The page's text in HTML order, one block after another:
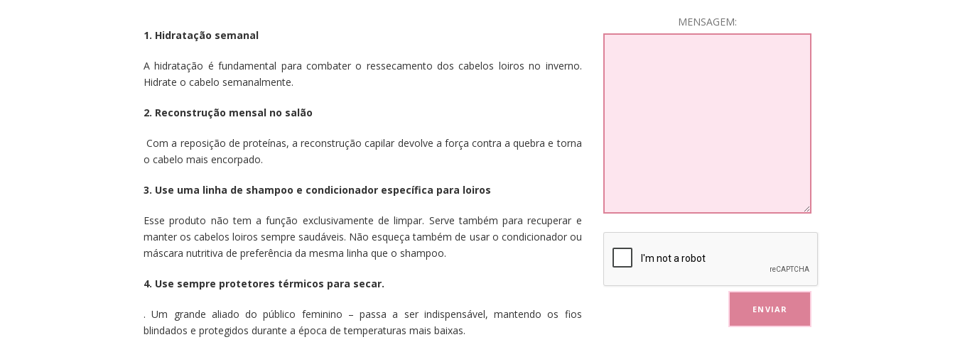
1. Hidratação semanal
A hidratação é fundamental para combater o ressecamento dos cabelos loiros no inverno.
Hidrate o cabelo semanalmente.
2. Reconstrução mensal no salão
Com a reposição de proteínas, a reconstrução capilar devolve a força contra a quebra e torna
o cabelo mais encorpado.
3. Use uma linha de shampoo e condicionador específica para loiros
Esse produto não tem a função exclusivamente de limpar. Serve também para recuperar e
manter os cabelos loiros sempre saudáveis. Não esqueça também de usar o condicionador ou
máscara nutritiva de preferência da mesma linha que o shampoo.
4. Use sempre protetores térmicos para secar.
. Um grande aliado do público feminino – passa a ser indispensável, mantendo os fios
blindados e protegidos durante a época de temperaturas mais baixas.
MENSAGEM: